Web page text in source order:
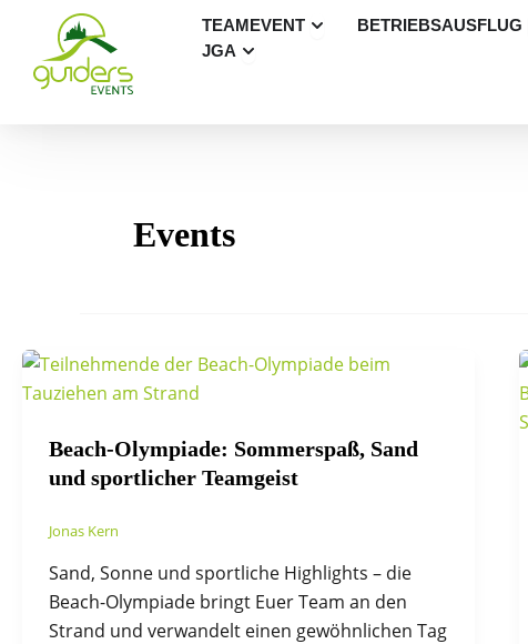
springen
TEAMEVENT Öffne Teamevent
BETRIEBSAUSFLUG
JGA Öffne JGA
Events
Beach-Olympiade: Sommerspaß, Sand
und sportlicher Teamgeist
Jonas Kern
Sand, Sonne und sportliche Highlights – die
Beach-Olympiade bringt Euer Team an den
Strand und verwandelt einen gewöhnlichen Tag